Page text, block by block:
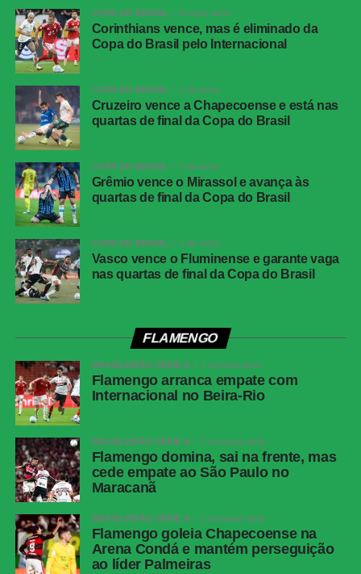
FICHA
TÉCNICA
Partida
Competição
Campeonato Brasileiro – 21ª rodada
Local
Neo Química Arena, São Paulo (SP)
Data
Horário
19h30 (de Brasília)
Público
38.963 torcedores
Renda
Cartões
amarelos
Benavídez, Jadson, Portilla e Santos
(Athletico-PR); Fernando Diniz, André
Cartões
Nenhum
Árbitro
Paulo Cesar Zanovelli da Silva (MG)
Assistentes
Nailton Junior de Sousa Oliveira (CE) e
VAR
Paulo Renato Moreira da Silva Coelho (RJ)
Corinthians
Hugo Souza; Pedro Milans, André Ramalho,
Raniele e Matheuzinho; Allan, Matheus Pereira
(Breno Bidon), André Carrillo (André) e
Zakaria Labyad (Kaio César); Dieguinho (Yuri
Alberto (Rodrigo Garro)) e Lingard. Técnico:
Fernando Diniz.
COPA DO BRASIL 6 horas atrás
Corinthians vence, mas é eliminado da
Copa do Brasil pelo Internacional
COPA DO BRASIL 1 dia atrás
Cruzeiro vence a Chapecoense e está nas
quartas de final da Copa do Brasil
COPA DO BRASIL 1 dia atrás
Grêmio vence o Mirassol e avança às
quartas de final da Copa do Brasil
COPA DO BRASIL 1 dia atrás
Vasco vence o Fluminense e garante vaga
nas quartas de final da Copa do Brasil
FLAMENGO
BRASILEIRÃO SÉRIE A 1 semana atrás
Flamengo arranca empate com
Internacional no Beira-Rio
BRASILEIRÃO SÉRIE A 2 semanas atrás
Flamengo domina, sai na frente, mas
cede empate ao São Paulo no
Maracanã
BRASILEIRÃO SÉRIE A 2 semanas atrás
Flamengo goleia Chapecoense na
Arena Condá e mantém perseguição
ao líder Palmeiras